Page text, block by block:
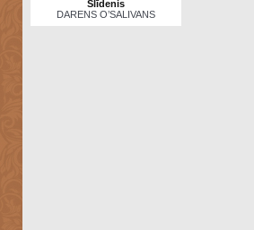
Slīdenis
DARENS O’SALIVANS